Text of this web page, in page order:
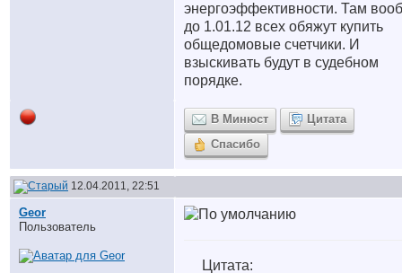
энергоэффективности. Там
до 1.01.12 всех обяжут купить
общедомовые счетчики. И
взыскивать будут в судебном
порядке.
В Минюст
Цитата
Спасибо
12.04.2011, 22:51
Geor
Пользователь
Цитата: